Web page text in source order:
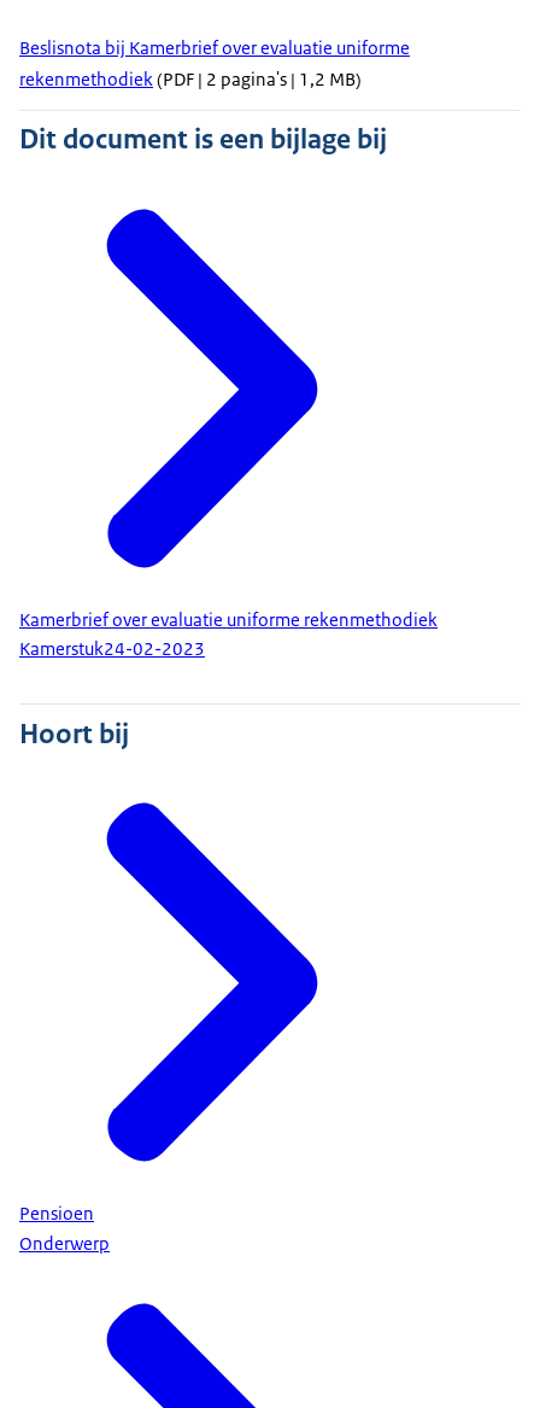
Beslisnota bij Kamerbrief over evaluatie uniforme
rekenmethodiek(PDF | 2 pagina's | 1,2 MB)
Dit document is een bijlage bij
Kamerbrief over evaluatie uniforme rekenmethodiek
Kamerstuk24-02-2023
Hoort bij
Pensioen
Onderwerp